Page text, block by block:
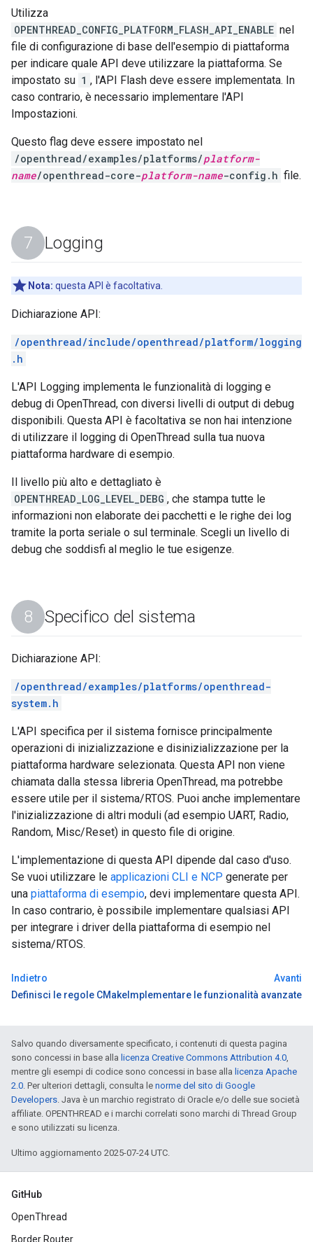
Utilizza
OPENTHREAD_CONFIG_PLATFORM_FLASH_API_ENABLE nel
file di configurazione di base dell'esempio di piattaforma
per indicare quale API deve utilizzare la piattaforma. Se
impostato su 1 , l'API Flash deve essere implementata. In
caso contrario, è necessario implementare l'API
Impostazioni.
Questo flag deve essere impostato nel
/openthread/examples/platforms/platform-
name/openthread-core-platform-name-config.h file.
Logging
Nota: questa API è facoltativa.
Dichiarazione API:
/openthread/include/openthread/platform/logging
.h
L'API Logging implementa le funzionalità di logging e
debug di OpenThread, con diversi livelli di output di debug
disponibili. Questa API è facoltativa se non hai intenzione
di utilizzare il logging di OpenThread sulla tua nuova
piattaforma hardware di esempio.
Il livello più alto e dettagliato è
OPENTHREAD_LOG_LEVEL_DEBG , che stampa tutte le
informazioni non elaborate dei pacchetti e le righe dei log
tramite la porta seriale o sul terminale. Scegli un livello di
debug che soddisfi al meglio le tue esigenze.
Specifico del sistema
Dichiarazione API:
/openthread/examples/platforms/openthread-
system.h
L'API specifica per il sistema fornisce principalmente
operazioni di inizializzazione e disinizializzazione per la
piattaforma hardware selezionata. Questa API non viene
chiamata dalla stessa libreria OpenThread, ma potrebbe
essere utile per il sistema/RTOS. Puoi anche implementare
l'inizializzazione di altri moduli (ad esempio UART, Radio,
Random, Misc/Reset) in questo file di origine.
L'implementazione di questa API dipende dal caso d'uso.
Se vuoi utilizzare le applicazioni CLI e NCP generate per
una piattaforma di esempio, devi implementare questa API.
In caso contrario, è possibile implementare qualsiasi API
per integrare i driver della piattaforma di esempio nel
sistema/RTOS.
Indietro
Definisci le regole CMake
Avanti
Implementare le funzionalità avanzate
Salvo quando diversamente specificato, i contenuti di questa pagina
sono concessi in base alla licenza Creative Commons Attribution 4.0
mentre gli esempi di codice sono concessi in base alla licenza Apache
2.0 . Per ulteriori dettagli, consulta le norme del sito di Google
Developers . Java è un marchio registrato di Oracle e/o delle sue società
affiliate. OPENTHREAD e i marchi correlati sono marchi di Thread Group
e sono utilizzati su licenza.
Ultimo aggiornamento 2025-07-24 UTC.
GitHub
OpenThread
Border Router